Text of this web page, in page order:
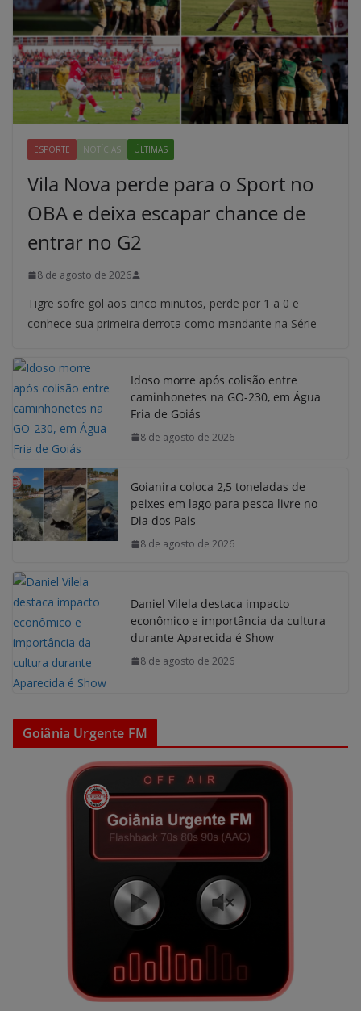
ESPORTE NOTÍCIAS ÚLTIMAS
Vila Nova perde para o Sport no
OBA e deixa escapar chance de
entrar no G2
8 de agosto de 2026
Tigre sofre gol aos cinco minutos, perde por 1 a 0 e
conhece sua primeira derrota como mandante na Série
Idoso morre após colisão entre
caminhonetes na GO-230, em Água
Fria de Goiás
8 de agosto de 2026
Goianira coloca 2,5 toneladas de
peixes em lago para pesca livre no
Dia dos Pais
8 de agosto de 2026
Daniel Vilela destaca impacto
econômico e importância da cultura
durante Aparecida é Show
8 de agosto de 2026
Goiânia Urgente FM